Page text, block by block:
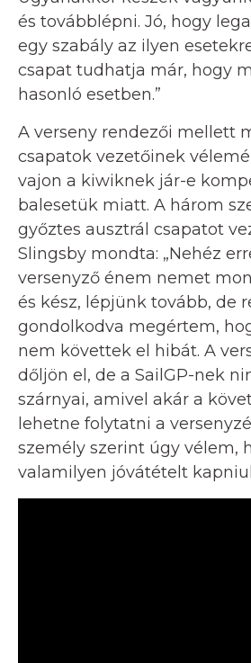
és továbblépni. Jó, hogy
egy szabály az ilyen
csapat tudhatja már, hogy
hasonló esetben.”
A verseny rendezői mellett
csapatok vezetőinek
vajon a kiwiknek jár-e
balesetük miatt. A három
győztes ausztrál csapatot
Slingsby mondta: „Nehéz
versenyző énem nemet
és kész, lépjünk tovább, de
gondolkodva megértem,
nem követtek el hibát. A
dőljön el, de a SailGP-nek
szárnyai, amivel akár a
lehetne folytatni a
személy szerint úgy vélem,
valamilyen jóvátételt